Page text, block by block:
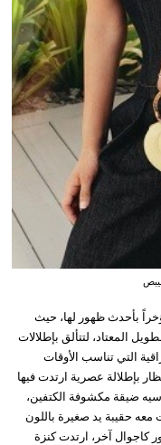
بأحدث ظهور لها، حيث
المعتاد، لتتألق بإطلالات
التي تناسب الأوقات
بإطلالة عصرية ارتدت فيها
ضيقة مكشوفة الكتفين،
حقيبة يد صغيرة باللون
كاجوال آخر، ارتدت كنزة